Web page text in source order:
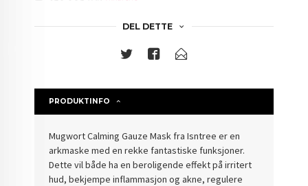
DEL DETTE
PRODUKTINFO
Mugwort Calming Gauze Mask fra Isntree er en
arkmaske med en rekke fantastiske funksjoner.
Dette vil både ha en beroligende effekt på irritert
hud, bekjempe inflammasjon og akne, regulere